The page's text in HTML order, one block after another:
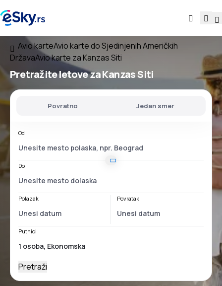
Avio karteAvio karte do Sjedinjenih Američkih
DržavaAvio karte za Kanzas Siti
Pretražite letove za Kanzas Siti
Povratno Jedan smer
Od
Do
Polazak Povratak
Putnici
Pretraži